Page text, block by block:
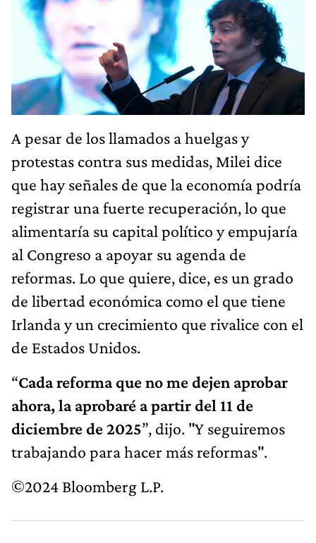
A pesar de los llamados a huelgas y
protestas contra sus medidas, Milei dice
que hay señales de que la economía podría
registrar una fuerte recuperación, lo que
alimentaría su capital político y empujaría
al Congreso a apoyar su agenda de
reformas. Lo que quiere, dice, es un grado
de libertad económica como el que tiene
Irlanda y un crecimiento que rivalice con el
de Estados Unidos.
“Cada reforma que no me dejen aprobar
ahora, la aprobaré a partir del 11 de
diciembre de 2025”, dijo. "Y seguiremos
trabajando para hacer más reformas".
©2024 Bloomberg L.P.